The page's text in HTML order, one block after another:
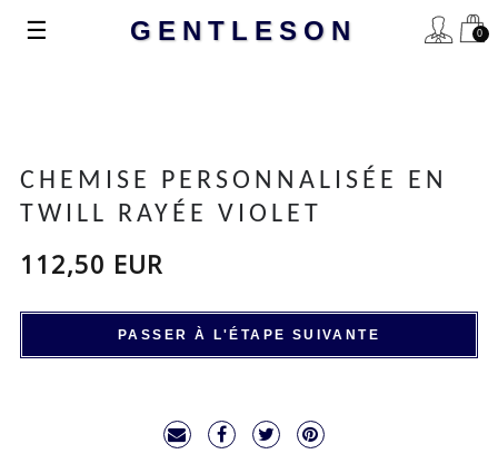
Basculer
☰ GENTLESON 0
CHEMISE PERSONNALISÉE EN
TWILL RAYÉE VIOLET
112,50 EUR
PASSER À L'ÉTAPE SUIVANTE